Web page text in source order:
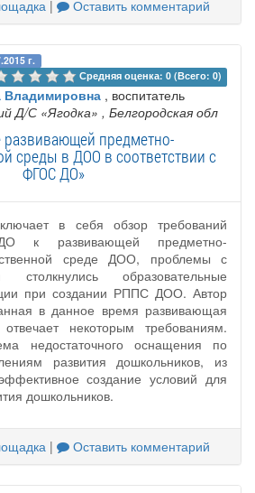
| Оставить комментарий
г.
Средняя оценка: 0 (Всего: 0)
Владимировна , воспитатель
Д/С «Ягодка» , Белгородская обл
развивающей предметно-
среды в ДОО в соответствии с
ФГОС ДО»
в себя обзор требований
к развивающей предметно-
среде ДОО, проблемы с
столкнулись образовательные
при создании РППС ДОО. Автор
в данное время развивающая
некоторым требованиям.
недостаточного оснащения по
развития дошкольников, из
создание условий для
дошкольников.
| Оставить комментарий